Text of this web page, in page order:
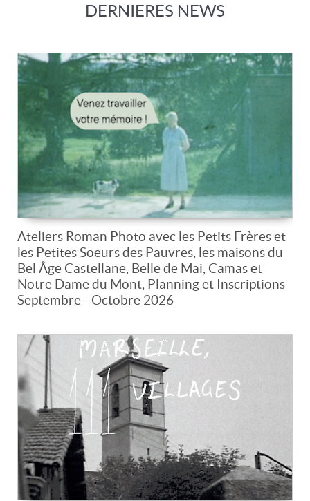
DERNIERES NEWS
Ateliers Roman Photo avec les Petits Frères et
les Petites Soeurs des Pauvres, les maisons du
Bel Âge Castellane, Belle de Mai, Camas et
Notre Dame du Mont, Planning et Inscriptions
Septembre - Octobre 2026